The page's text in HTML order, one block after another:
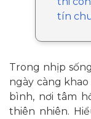
tín
Trong nhịp
ngày càng
bình, nơi tâm
thiên nhiên.